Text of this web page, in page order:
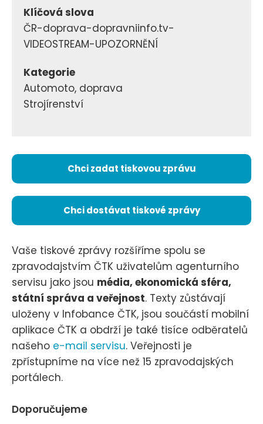
Klíčová slova
ČR-doprava-dopravniinfo.tv-
VIDEOSTREAM-UPOZORNĚNÍ
Kategorie
Automoto, doprava
Strojírenství
Chci zadat tiskovou zprávu
Chci dostávat tiskové zprávy
Vaše tiskové zprávy rozšíříme spolu se
zpravodajstvím ČTK uživatelům agenturního
servisu jako jsou média, ekonomická sféra,
státní správa a veřejnost. Texty zůstávají
uloženy v Infobance ČTK, jsou součástí mobilní
aplikace ČTK a obdrží je také tisíce odběratelů
našeho e-mail servisu. Veřejnosti je
zpřístupníme na více než 15 zpravodajských
portálech.
Doporučujeme